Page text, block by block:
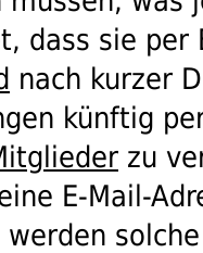
dass sie
nach kurzer
künftig
zu
E-Mail-
werden